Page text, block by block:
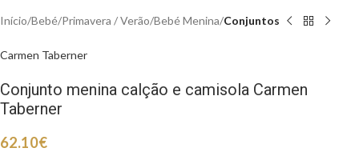
Início Bebé Primavera / Verão Bebé Menina Conjuntos
Carmen Taberner
Conjunto menina calção e camisola Carmen
Taberner
62.10€